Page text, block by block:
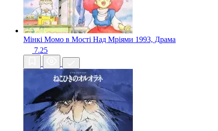
Мінкі Момо в Мості Над Мріями 1993, Драма
7.25